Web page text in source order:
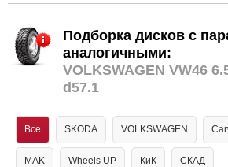
Подборка дисков с
аналогичными:
VOLKSWAGEN VW46
d57.1
Все SKODA VOLKSWAGEN
MAK Wheels UP КиК СКАД